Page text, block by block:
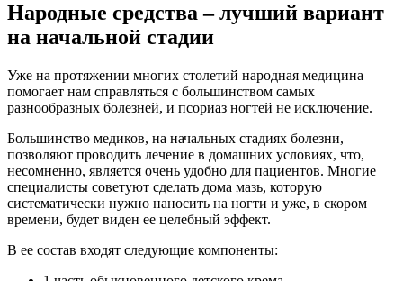
Народные средства – лучший вариант
на начальной стадии
Уже на протяжении многих столетий народная медицина
помогает нам справляться с большинством самых
разнообразных болезней, и псориаз ногтей не исключение.
Большинство медиков, на начальных стадиях болезни,
позволяют проводить лечение в домашних условиях, что,
несомненно, является очень удобно для пациентов. Многие
специалисты советуют сделать дома мазь, которую
систематически нужно наносить на ногти и уже, в скором
времени, будет виден ее целебный эффект.
В ее состав входят следующие компоненты: